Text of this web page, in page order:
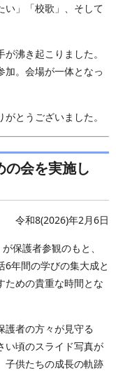
い」「校歌」、そして
沸き起こりました。
加。会場が一体となっ
とうございました。
の会を実施し
令和8(2026)年2月6日
保護者参観のもと、
年間の学びの集大成と
ための貴重な時間とな
護者の方々が見守る
い頃のスライド写真が
子供たちの成長の軌跡